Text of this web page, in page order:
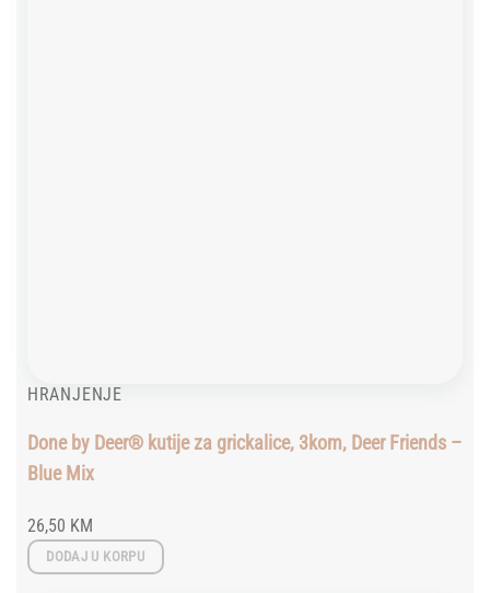
HRANJENJE
Done by Deer® kutije za grickalice, 3kom, Deer Friends –
Blue Mix
26,50 KM
DODAJ U KORPU